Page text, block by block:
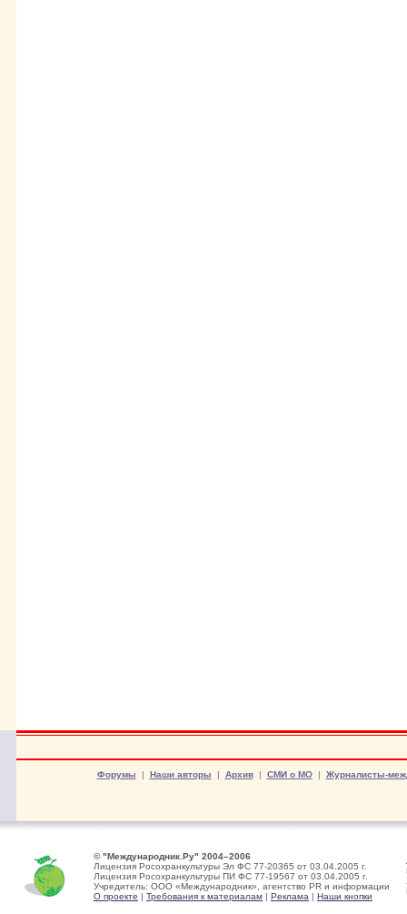
Форумы | Наши авторы | Архив| СМИ о МО| Журналисты-
© "Международник.Ру" 2004–2006
Лицензия Росохранкультуры Эл ФС 77-20365 от 03.04.2005 г.
Лицензия Росохранкультуры ПИ ФС 77-19567 от 03.04.2005 г.
Учредитель: ООО «Международник», агентство PR и информации
О проекте | Требования к материалам | Реклама | Наши кнопки